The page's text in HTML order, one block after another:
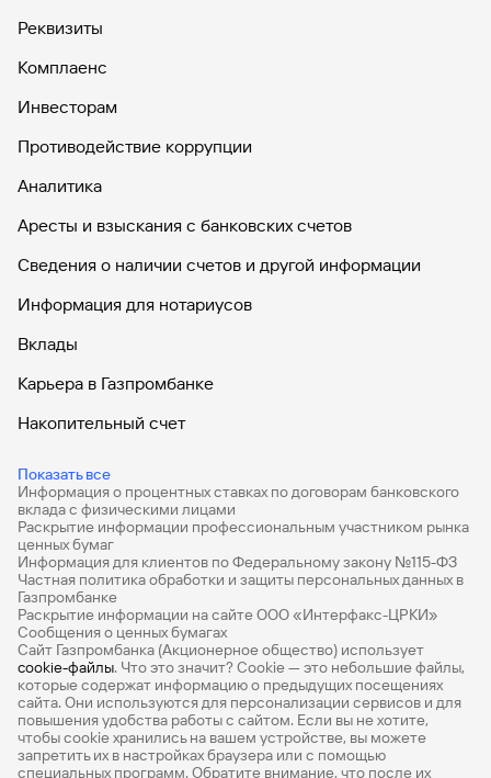
Реквизиты
Комплаенс
Инвесторам
Противодействие коррупции
Аналитика
Аресты и взыскания с банковских счетов
Сведения о наличии счетов и другой информации
Информация для нотариусов
Вклады
Карьера в Газпромбанке
Накопительный счет
Показать все
Дебетовые карты с бесплатным обслуживанием
Все накопительные счета
Банковские вклады на 3 месяца
Вклады с высоким процентом
Калькулятор вкладов
Виртуальные карты
Премиум
Информация о процентных ставках по договорам банковского
вклада с физическими лицами
Раскрытие информации профессиональным участником рынка
ценных бумаг
Информация для клиентов по Федеральному закону №115-ФЗ
Частная политика обработки и защиты персональных данных в
Газпромбанке
Раскрытие информации на сайте ООО «Интерфакс-ЦРКИ»
Сообщения о ценных бумагах
Сайт Газпромбанка (Акционерное общество) использует
cookie-файлы. Что это значит? Сookie — это небольшие файлы,
которые содержат информацию о предыдущих посещениях
сайта. Они используются для персонализации сервисов и для
повышения удобства работы с сайтом. Если вы не хотите,
чтобы сookie хранились на вашем устройстве, вы можете
запретить их в настройках браузера или с помощью
специальных программ. Обратите внимание, что после их